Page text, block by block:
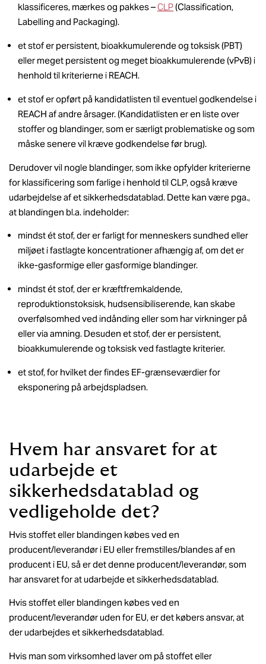
klassificeres, mærkes og pakkes –CLP(Classification,
Labelling and Packaging).
et stof er persistent, bioakkumulerende og toksisk (PBT)
eller meget persistent og meget bioakkumulerende (vPvB) i
henhold til kriterierne i REACH.
et stof er opført på kandidatlisten til eventuel godkendelse i
REACH af andre årsager. (Kandidatlisten er en liste over
stoffer og blandinger, som er særligt problematiske og som
måske senere vil kræve godkendelse før brug).
Derudover vil nogle blandinger, som ikke opfylder kriterierne
for klassificering som farlige i henhold til CLP, også kræve
udarbejdelse af et sikkerhedsdatablad. Dette kan være pga.,
at blandingen bl.a. indeholder:
mindst ét stof, der er farligt for menneskers sundhed eller
miljøet i fastlagte koncentrationer afhængig af, om det er
ikke-gasformige eller gasformige blandinger.
mindst ét stof, der er kræftfremkaldende,
reproduktionstoksisk, hudsensibiliserende, kan skabe
overfølsomhed ved indånding eller som har virkninger på
eller via amning. Desuden et stof, der er persistent,
bioakkumulerende og toksisk ved fastlagte kriterier.
et stof, for hvilket der findes EF-grænseværdier for
eksponering på arbejdspladsen.
Hvem har ansvaret for at
udarbejde et
sikkerhedsdatablad og
vedligeholde det?
Hvis stoffet eller blandingen købes ved en
producent/leverandør i EU eller fremstilles/blandes af en
producent i EU, så er det denne producent/leverandør, som
har ansvaret for at udarbejde et sikkerhedsdatablad.
Hvis stoffet eller blandingen købes ved en
producent/leverandør uden for EU, er det købers ansvar, at
der udarbejdes et sikkerhedsdatablad.
Hvis man som virksomhed laver om på stoffet eller